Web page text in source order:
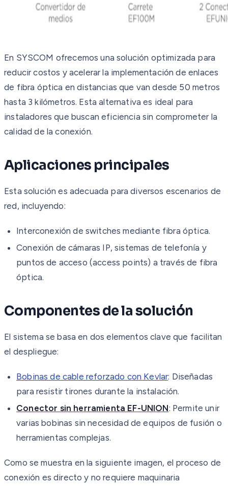
En SYSCOM ofrecemos una solución optimizada para
reducir costos y acelerar la implementación de enlaces
de fibra óptica en distancias que van desde 50 metros
hasta 3 kilómetros. Esta alternativa es ideal para
instaladores que buscan eficiencia sin comprometer la
calidad de la conexión.
Aplicaciones principales
Esta solución es adecuada para diversos escenarios de
red, incluyendo:
Interconexión de switches mediante fibra óptica.
Conexión de cámaras IP, sistemas de telefonía y
puntos de acceso (access points) a través de fibra
óptica.
Componentes de la solución
El sistema se basa en dos elementos clave que facilitan
el despliegue:
Bobinas de cable reforzado con Kevlar: Diseñadas
para resistir tirones durante la instalación.
Conector sin herramienta EF-UNION: Permite unir
varias bobinas sin necesidad de equipos de fusión o
herramientas complejas.
Como se muestra en la siguiente imagen, el proceso de
conexión es directo y no requiere maquinaria